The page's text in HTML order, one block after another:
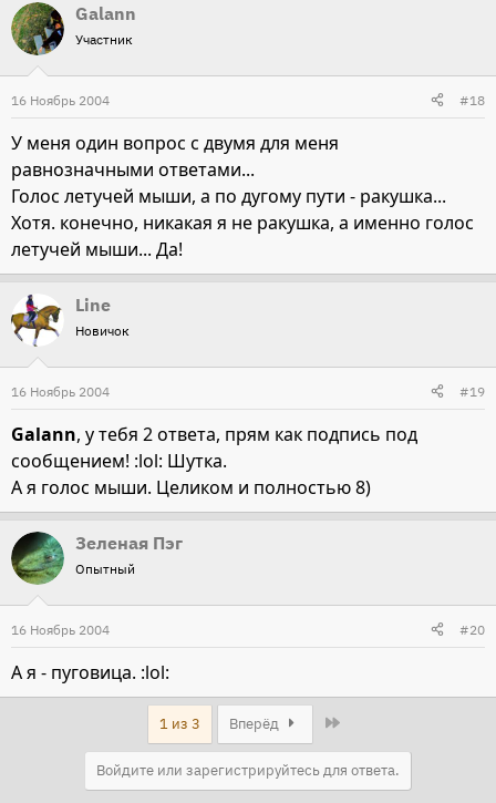
Galann
Участник
16 Ноябрь 2004 #18
У меня один вопрос с двумя для меня
равнозначными ответами...
Голос летучей мыши, а по дугому пути - ракушка...
Хотя. конечно, никакая я не ракушка, а именно голос
летучей мыши... Да!
Line
Новичок
16 Ноябрь 2004 #19
Galann, у тебя 2 ответа, прям как подпись под
сообщением! :lol: Шутка.
А я голос мыши. Целиком и полностью 8)
Зеленая Пэг
Опытный
16 Ноябрь 2004 #20
А я - пуговица. :lol:
1 из 3 Вперёд
Войдите или зарегистрируйтесь для ответа.